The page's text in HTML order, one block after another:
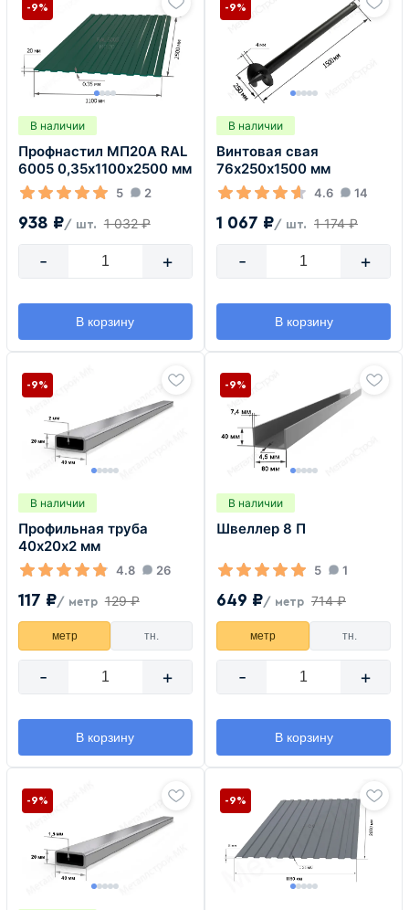
В наличии
Профнастил МП20А RAL
6005 0,35х1100х2500 мм
5 2
938 ₽/ шт. 1 032 ₽
-9%
- +
В корзину
В наличии
Винтовая свая
76х250х1500 мм
4.6 14
1 067 ₽/ шт. 1 174 ₽
-9%
- +
В корзину
В наличии
Профильная труба
40х20х2 мм
4.8 26
117 ₽/ метр 129 ₽
-9%
метр тн.
- +
В корзину
В наличии
Швеллер 8 П
5 1
649 ₽/ метр 714 ₽
-9%
метр тн.
- +
В корзину
-9% -9%